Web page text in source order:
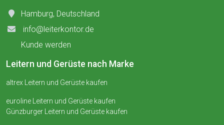
Hamburg, Deutschland
info@leiterkontor.de
Kunde werden
Leitern und Gerüste nach Marke
altrex Leitern und Gerüste kaufen
euroline Leitern und Gerüste kaufen
Günzburger Leitern und Gerüste kaufen